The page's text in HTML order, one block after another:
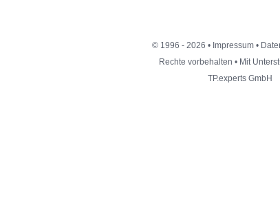
© 1996 - 2026 • Impressum•
Rechte vorbehalten • Mit
TP.experts GmbH